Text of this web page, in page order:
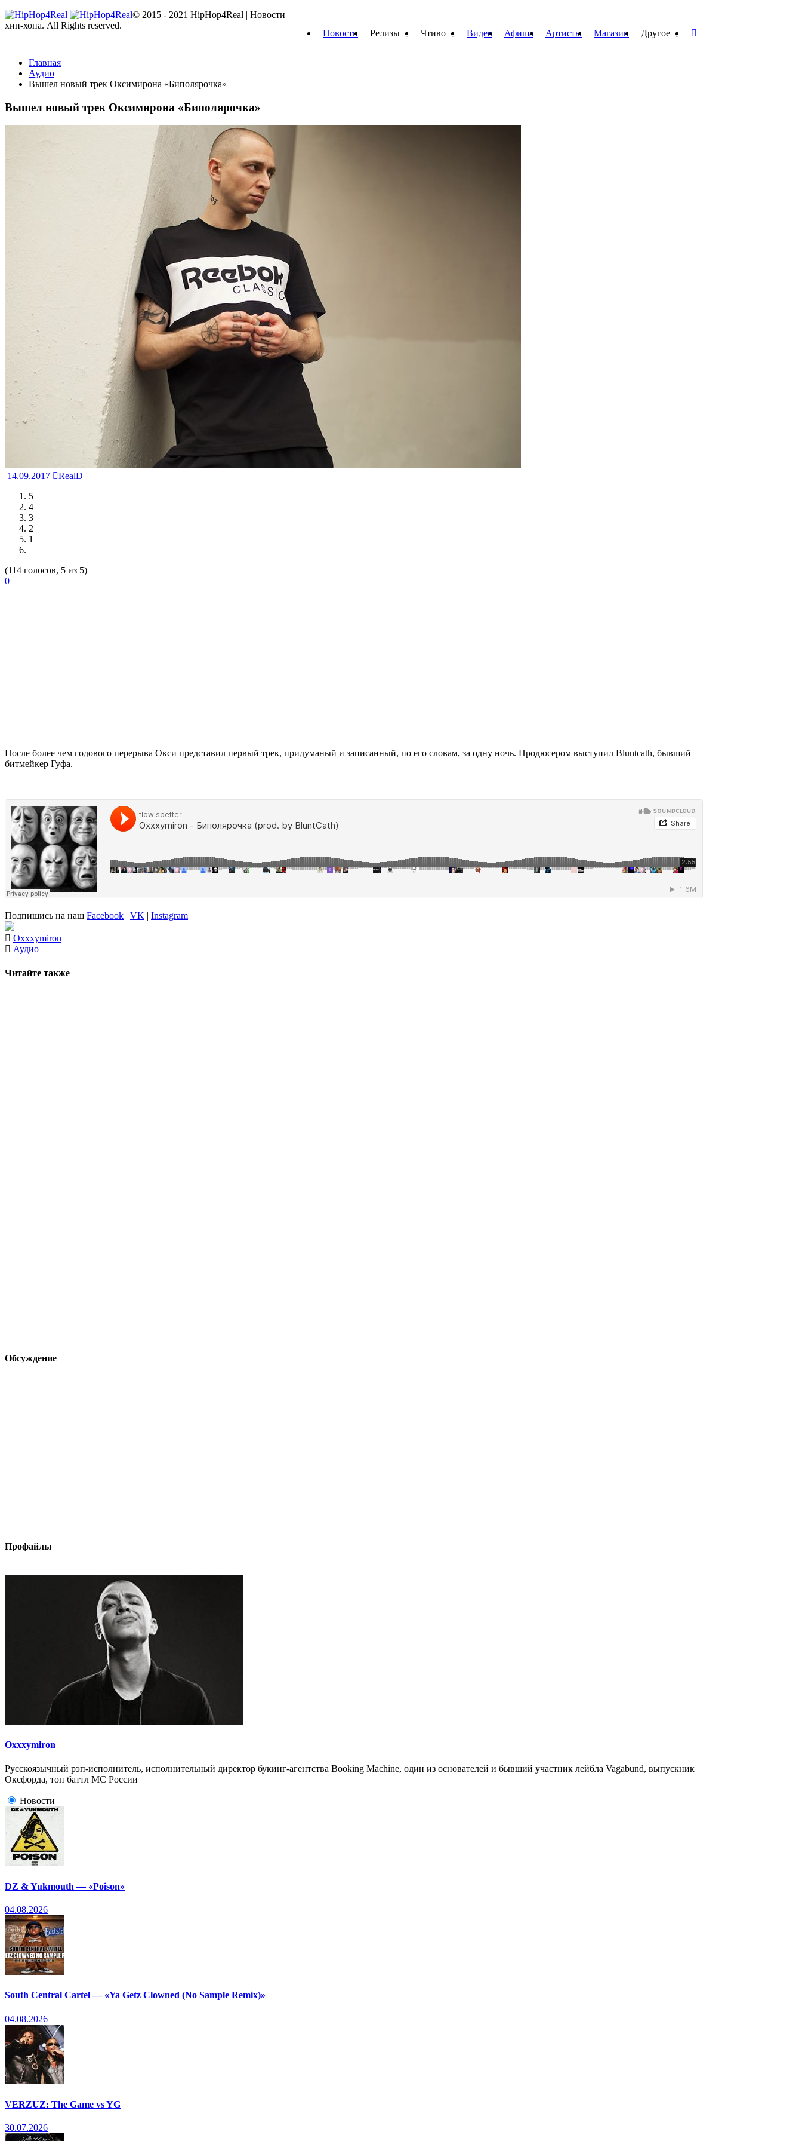
Новости Релизы Чтиво Видео Афиша Артисты Магазин Другое
Главная
Аудио
Вышел новый трек Оксимирона «Биполярочка»
Вышел новый трек Оксимирона «Биполярочка»
14.09.2017
RealD
5
4
3
2
1
(114 голосов, 5 из 5)
0
После более чем годового перерыва Окси представил первый трек, придуманый и записанный, по его словам, за одну ночь. Продюсером выступил Bluntcath, бывший
битмейкер Гуфа.
Подпишись на наш Facebook | VK | Instagram
Oxxxymiron
Аудио
Читайте также
Обсуждение
Профайлы
Oxxxymiron
Русскоязычный рэп-исполнитель, исполнительный директор букинг-агентства Booking Machine, один из основателей и бывший участник лейбла Vagabund, выпускник
Оксфорда, топ баттл МС России
Новости
DZ & Yukmouth — «Poison»
04.08.2026
South Central Cartel — «Ya Getz Clowned (No Sample Remix)»
04.08.2026
VERZUZ: The Game vs YG
30.07.2026
© 2015 - 2021 HipHop4Real | Новости
хип-хопа. All Rights reserved.